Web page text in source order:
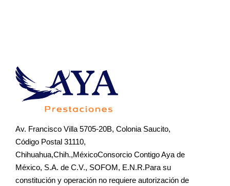
Av. Francisco Villa 5705-20B, Colonia Saucito,
Código Postal 31110,
Chihuahua,Chih.,MéxicoConsorcio Contigo Aya de
México, S.A. de C.V., SOFOM, E.N.R.Para su
constitución y operación no requiere autorización de